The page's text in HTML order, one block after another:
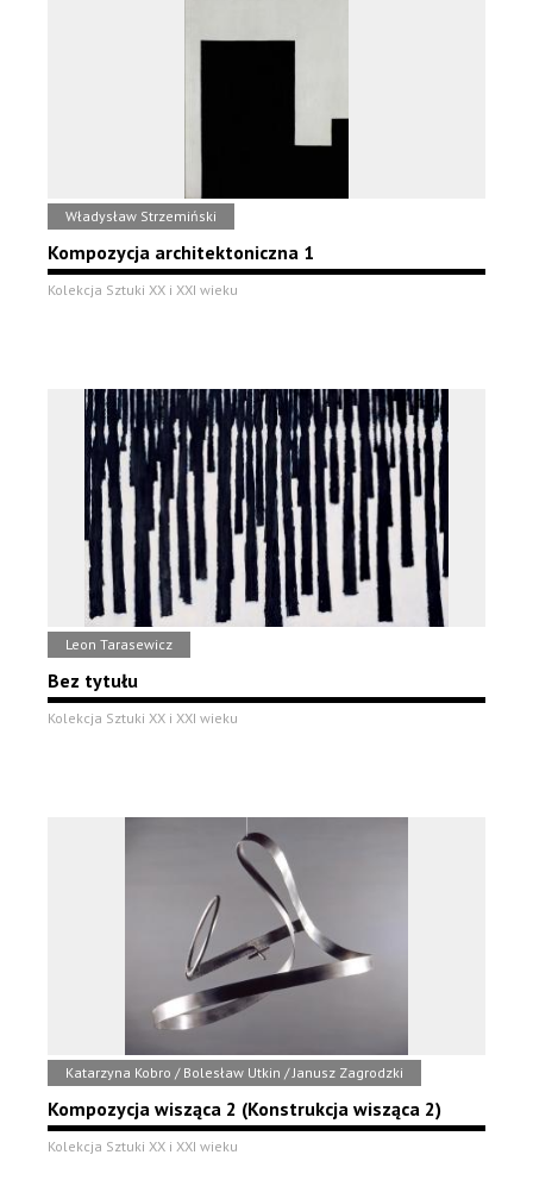
Władysław Strzemiński
Kompozycja architektoniczna 1
Kolekcja Sztuki XX i XXI wieku
Leon Tarasewicz
Bez tytułu
Kolekcja Sztuki XX i XXI wieku
Katarzyna Kobro / Bolesław Utkin / Janusz Zagrodzki
Kompozycja wisząca 2 (Konstrukcja wisząca 2)
Kolekcja Sztuki XX i XXI wieku